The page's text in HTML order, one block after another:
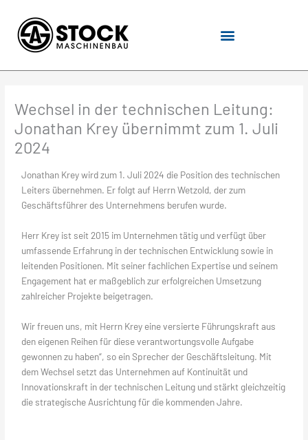
Inhalt
springen
Wechsel in der technischen Leitung:
Jonathan Krey übernimmt zum 1. Juli
2024
Jonathan Krey wird zum 1. Juli 2024 die Position des technischen
Leiters übernehmen. Er folgt auf Herrn Wetzold, der zum
Geschäftsführer des Unternehmens berufen wurde.
Herr Krey ist seit 2015 im Unternehmen tätig und verfügt über
umfassende Erfahrung in der technischen Entwicklung sowie in
leitenden Positionen. Mit seiner fachlichen Expertise und seinem
Engagement hat er maßgeblich zur erfolgreichen Umsetzung
zahlreicher Projekte beigetragen.
Wir freuen uns, mit Herrn Krey eine versierte Führungskraft aus
den eigenen Reihen für diese verantwortungsvolle Aufgabe
gewonnen zu haben“, so ein Sprecher der Geschäftsleitung. Mit
dem Wechsel setzt das Unternehmen auf Kontinuität und
Innovationskraft in der technischen Leitung und stärkt gleichzeitig
die strategische Ausrichtung für die kommenden Jahre.